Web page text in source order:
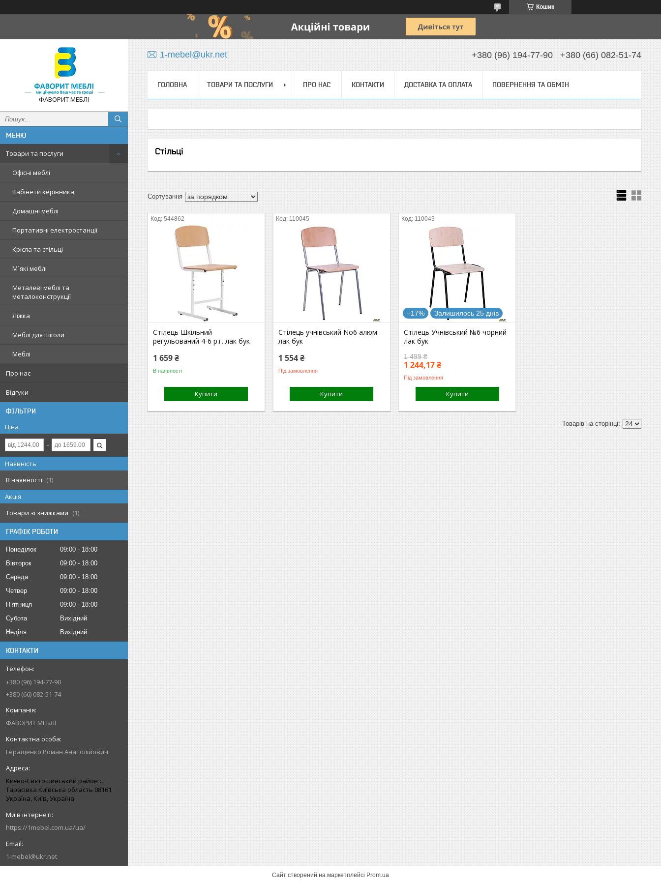
Кошик
ФАВОРИТ МЕБЛІ
Товари та послуги
Офісні меблі
Кабінети керівника
Домашні меблі
Портативні електростанції
Крісла та стільці
М`які меблі
Металеві меблі та
металоконструкції
Ліжка
Меблі для школи
Меблі
Про нас
Відгуки
ФІЛЬТРИ
Ціна
Наявність
В наявності
1
Акція
Товари зі знижками
1
ГРАФІК РОБОТИ
Понеділок 09:00
18:00
Вівторок
09:00
18:00
Середа
09:00
18:00
Четвер
09:00
18:00
Пʼятниця
09:00
18:00
Субота
Вихідний
Неділя
Вихідний
КОНТАКТИ
+380 (96) 194-77-90
+380 (66) 082-51-74
ФАВОРИТ МЕБЛІ
Геращенко Роман Анатолійович
Києво-Святошинський район с.
Тарасівка Київська область 08161
Україна, Київ, Україна
https://1mebel.com.ua/ua/
1-mebel@ukr.net
1-mebel@ukr.net +380 (96) 194-77-90 +380 (66) 082-51-74
ГОЛОВНА ТОВАРИ ТА ПОСЛУГИ ПРО НАС КОНТАКТИ ДОСТАВКА ТА ОПЛАТА ПОВЕРНЕННЯ ТА ОБМІН
Стільці
544862
Стілець Шкільний
регульований 4-6 р.г. лак бук
1 659 ₴
В наявності
Купити
110045
Стілець учнівський No6 алюм
лак бук
1 554 ₴
Під замовлення
Купити
110043
–17% Залишилось 25 днів
Стілець Учнівський №6 чорний
лак бук
1 499 ₴
1 244,17 ₴
Під замовлення
Купити
Сайт створений на маркетплейсі Prom.ua